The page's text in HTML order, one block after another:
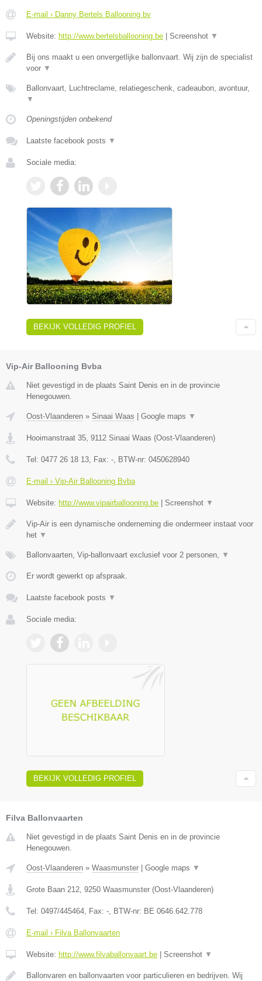
E-mail › Danny Bertels Ballooning bv
Website: http://www.bertelsballooning.be Screenshot ▼
Bij ons maakt u een onvergetlijke ballonvaart. Wij zijn de specialist
voor ▼
Ballonvaart, Luchtreclame, relatiegeschenk, cadeaubon, avontuur,
▼
Openingstijden onbekend
Laatste facebook posts ▼
Sociale media:
BEKIJK VOLLEDIG PROFIEL
Vip-Air Ballooning Bvba
Niet gevestigd in de plaats Saint Denis en in de provincie
Henegouwen.
Oost-Vlaanderen » Sinaai Waas | Google maps ▼
Hooimanstraat 35 9112 Sinaai Waas (Oost-Vlaanderen)
Tel: 0477 26 18 13 , Fax: - , BTW-nr: 0450628940
E-mail › Vip-Air Ballooning Bvba
Website: http://www.vipairballooning.be | Screenshot ▼
Vip-Air is een dynamische onderneming die ondermeer instaat voor
het ▼
Ballonvaarten, Vip-ballonvaart exclusief voor 2 personen, ▼
Er wordt gewerkt op afspraak.
Laatste facebook posts ▼
Sociale media:
BEKIJK VOLLEDIG PROFIEL
Filva Ballonvaarten
Niet gevestigd in de plaats Saint Denis en in de provincie
Henegouwen.
Oost-Vlaanderen » Waasmunster Google maps ▼
Grote Baan 212, 9250 Waasmunster (Oost-Vlaanderen)
Tel: 0497/445464, Fax: -, BTW-nr: BE 0646.642.778
E-mail › Filva Ballonvaarten
Website: http://www.filvaballonvaart.be Screenshot ▼
Ballonvaren en ballonvaarten voor particulieren en bedrijven. Wij